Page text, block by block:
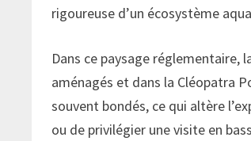
rigoureuse d’un écosystème
Dans ce paysage réglementaire,
aménagés et dans la Cléopatra
souvent bondés, ce qui altère
ou de privilégier une visite en